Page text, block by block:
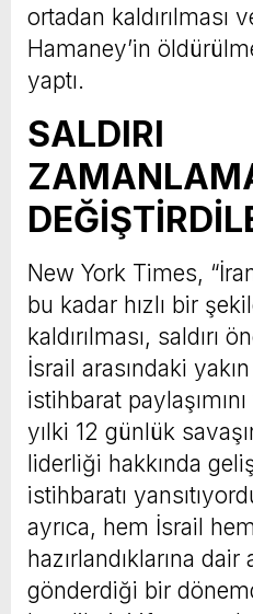
ortadan kaldırılması
Hamaney’in
yaptı.
SALDIRI
New York Times,
bu kadar hızlı bir
kaldırılması, saldırı
İsrail arasındaki
istihbarat
yılki 12 günlük
liderliği hakkında
istihbaratı
ayrıca, hem İsrail
hazırlandıklarına
gönderdiği bir